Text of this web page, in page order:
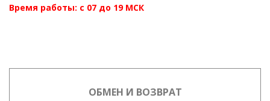
Время работы: с 07 до 19 МСК
ОБМЕН И ВОЗВРАТ